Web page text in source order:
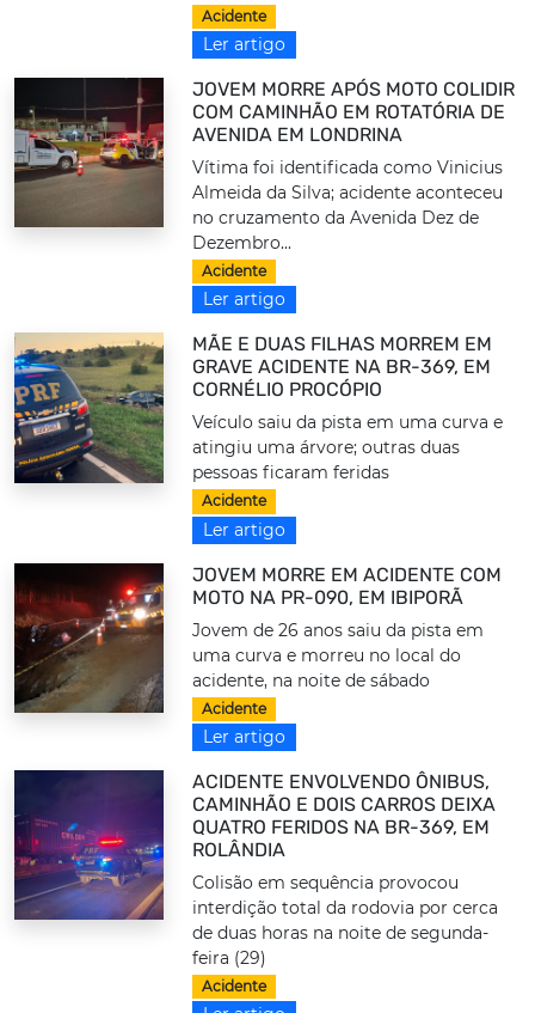
Acidente
Ler artigo
JOVEM MORRE APÓS MOTO COLIDIR
COM CAMINHÃO EM ROTATÓRIA DE
AVENIDA EM LONDRINA
Vítima foi identificada como Vinicius
Almeida da Silva; acidente aconteceu
no cruzamento da Avenida Dez de
Dezembro...
Acidente
Ler artigo
MÃE E DUAS FILHAS MORREM EM
GRAVE ACIDENTE NA BR-369, EM
CORNÉLIO PROCÓPIO
Veículo saiu da pista em uma curva e
atingiu uma árvore; outras duas
pessoas ficaram feridas
Acidente
Ler artigo
JOVEM MORRE EM ACIDENTE COM
MOTO NA PR-090, EM IBIPORÃ
Jovem de 26 anos saiu da pista em
uma curva e morreu no local do
acidente, na noite de sábado
Acidente
Ler artigo
ACIDENTE ENVOLVENDO ÔNIBUS,
CAMINHÃO E DOIS CARROS DEIXA
QUATRO FERIDOS NA BR-369, EM
ROLÂNDIA
Colisão em sequência provocou
interdição total da rodovia por cerca
de duas horas na noite de segunda-
feira (29)
Acidente